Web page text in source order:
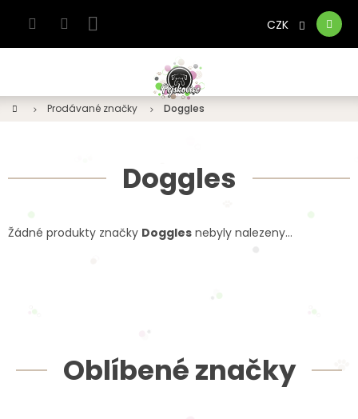
Nákupní
košík
CZK
DomůProdávané značky Doggles
Doggles
Žádné produkty značky Doggles nebyly nalezeny...
Oblíbené značky